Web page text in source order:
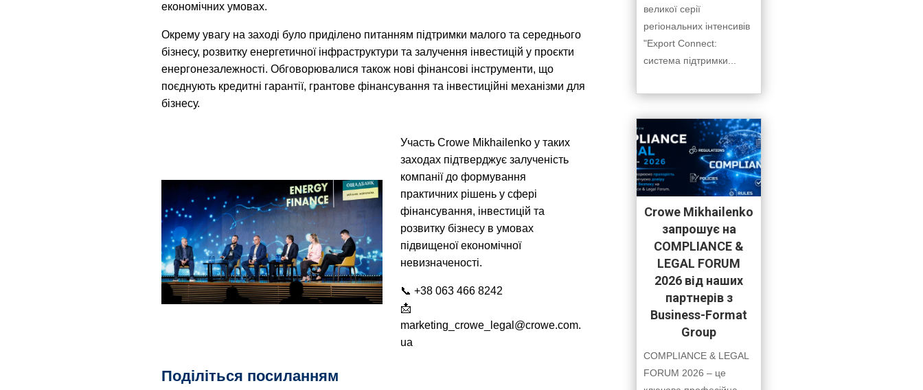
економічних умовах.
Окрему увагу на заході було приділено питанням підтримки малого та середнього
бізнесу, розвитку енергетичної інфраструктури та залучення інвестицій у проєкти
енергонезалежності. Обговорювалися також нові фінансові інструменти, що
поєднують кредитні гарантії, грантове фінансування та інвестиційні механізми для
бізнесу.
Участь Crowe Mikhailenko у таких
заходах підтверджує залученість
компанії до формування
практичних рішень у сфері
фінансування, інвестицій та
розвитку бізнесу в умовах
підвищеної економічної
невизначеності.
📞 +38 063 466 8242
📩
marketing_crowe_legal@crowe.com.
ua
Поділіться посиланням
великої серії
регіональних інтенсивів
"Export Connect:
система підтримки...
Crowe Mikhailenko
запрошує на
COMPLIANCE &
LEGAL FORUM
2026 від наших
партнерів з
Business-Format
Group
COMPLIANCE & LEGAL
FORUM 2026 – це